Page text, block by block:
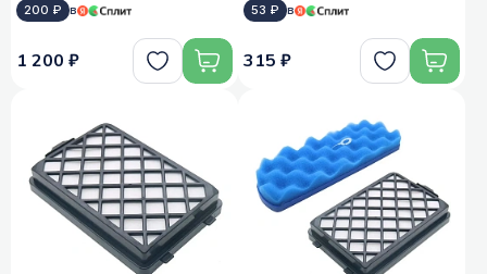
200 ₽ в
1 200 ₽
53 ₽ в
315 ₽